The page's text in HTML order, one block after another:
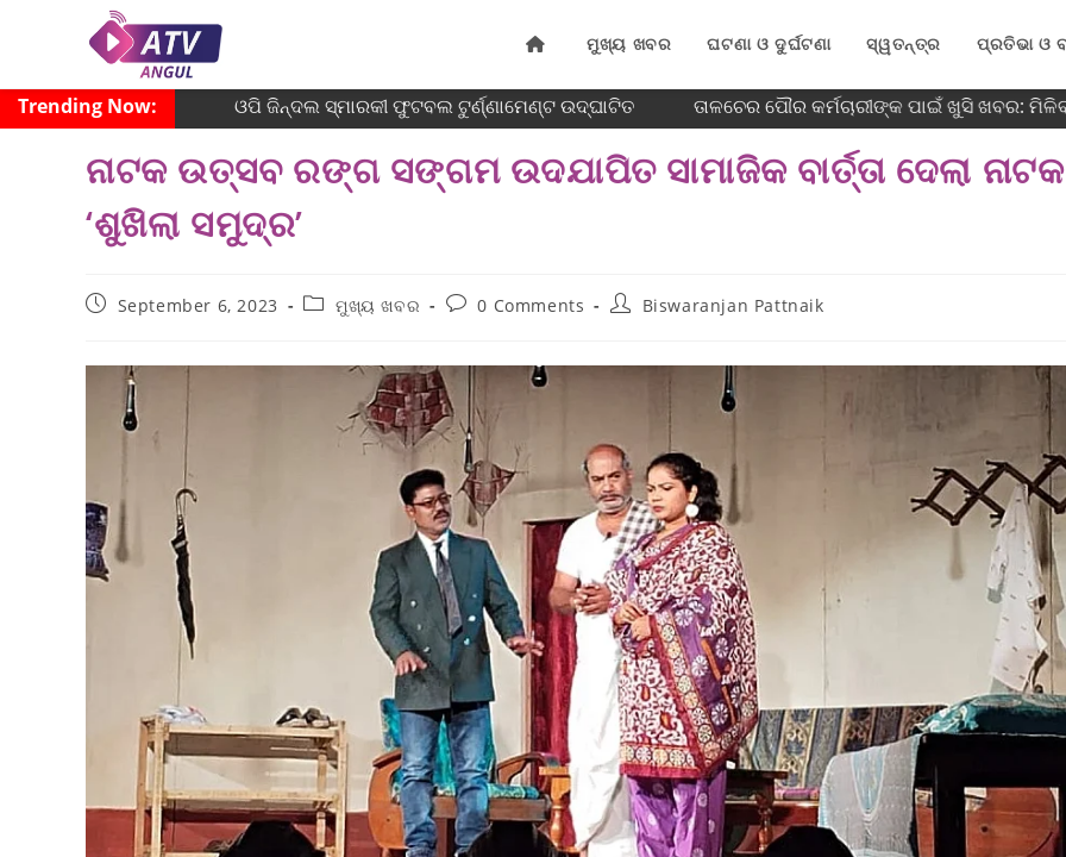
ମୁଖ୍ୟ ଖବର ଘଟଣା ଓ ଦୁର୍ଘଟଣା ସ୍ୱତନ୍ତ୍ର ପ୍ରତିଭା ଓ
Trending Now: ଓପି ଜିନ୍ଦଲ ସ୍ମାରକୀ ଫୁଟବଲ ଟୁର୍ଣ୍ଣାମେଣ୍ଟ ଉଦ୍ଘାଟିତ ତାଳଚେର ପୌର କର୍ମଚାରୀଙ୍କ ପାଇଁ ଖୁସି ଖବର:
ନାଟକ ଉତ୍ସବ ରଙ୍ଗ ସଙ୍ଗମ ଉଦଯାପିତ ସାମାଜିକ ବାର୍ତ୍ତା ଦେଲା ନାଟକ
‘ଶୁଖିଲା ସମୁଦ୍ର’
September 6, 2023 ମୁଖ୍ୟ ଖବର 0 Comments Biswaranjan Pattnaik